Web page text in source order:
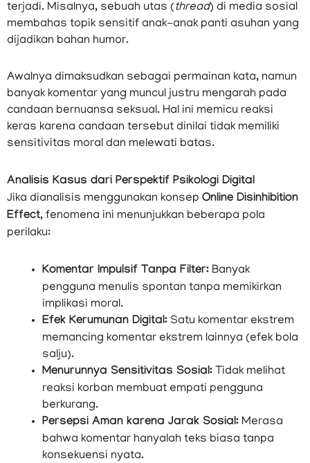
terjadi. Misalnya, sebuah utas (thread) di media sosial
membahas topik sensitif anak-anak panti asuhan yang
dijadikan bahan humor.
Awalnya dimaksudkan sebagai permainan kata, namun
banyak komentar yang muncul justru mengarah pada
candaan bernuansa seksual. Hal ini memicu reaksi
keras karena candaan tersebut dinilai tidak memiliki
sensitivitas moral dan melewati batas.
Analisis Kasus dari Perspektif Psikologi Digital
Jika dianalisis menggunakan konsep Online Disinhibition
Effect, fenomena ini menunjukkan beberapa pola
perilaku:
Komentar Impulsif Tanpa Filter: Banyak
pengguna menulis spontan tanpa memikirkan
implikasi moral.
Efek Kerumunan Digital: Satu komentar ekstrem
memancing komentar ekstrem lainnya (efek bola
salju).
Menurunnya Sensitivitas Sosial: Tidak melihat
reaksi korban membuat empati pengguna
berkurang.
Persepsi Aman karena Jarak Sosial: Merasa
bahwa komentar hanyalah teks biasa tanpa
konsekuensi nyata.